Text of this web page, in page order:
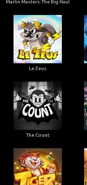
Marlin Masters: The Big Haul
Le Zeus
The Count